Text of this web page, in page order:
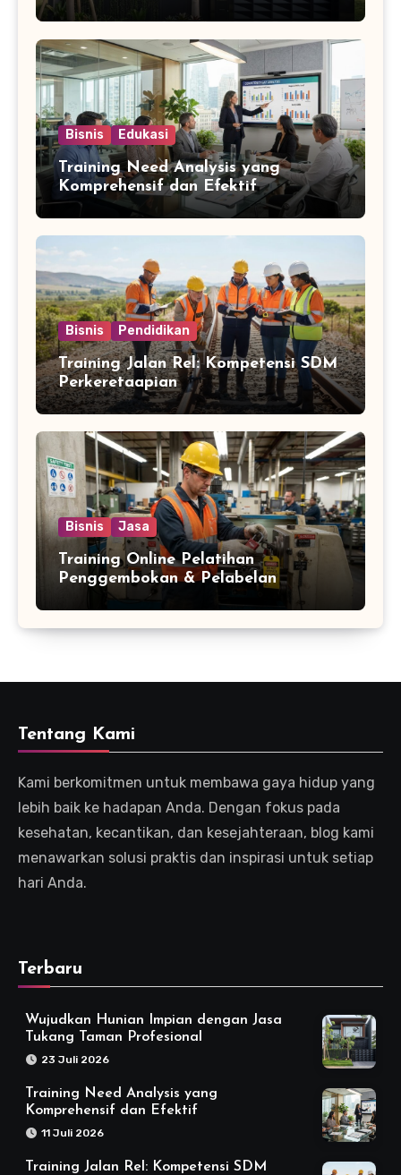
Bisnis Edukasi
Training Need Analysis yang
Komprehensif dan Efektif
Bisnis Pendidikan
Training Jalan Rel: Kompetensi SDM
Perkeretaapian
Bisnis Jasa
Training Online Pelatihan
Penggembokan & Pelabelan
Tentang Kami
Kami berkomitmen untuk membawa gaya hidup yang
lebih baik ke hadapan Anda. Dengan fokus pada
kesehatan, kecantikan, dan kesejahteraan, blog kami
menawarkan solusi praktis dan inspirasi untuk setiap
hari Anda.
Terbaru
Wujudkan Hunian Impian dengan Jasa
Tukang Taman Profesional
23 Juli 2026
Training Need Analysis yang
Komprehensif dan Efektif
11 Juli 2026
Training Jalan Rel: Kompetensi SDM